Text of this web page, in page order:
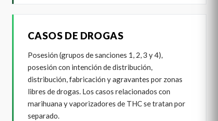
CASOS DE DROGAS
Posesión (grupos de sanciones 1, 2, 3 y 4),
posesión con intención de distribución,
distribución, fabricación y agravantes por zonas
libres de drogas. Los casos relacionados con
marihuana y vaporizadores de THC se tratan por
separado.